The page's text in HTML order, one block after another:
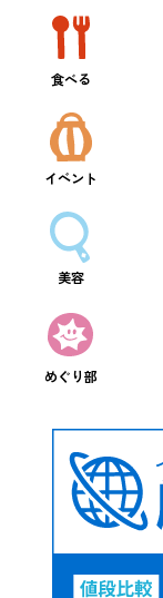
食べる
イベント
美容
めぐり部